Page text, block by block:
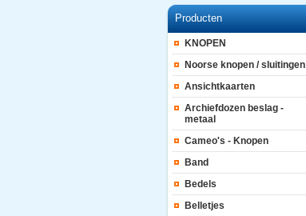
Producten
KNOPEN
Noorse knopen / sluitingen
Ansichtkaarten
Archiefdozen beslag -
metaal
Cameo's - Knopen
Band
Bedels
Belletjes